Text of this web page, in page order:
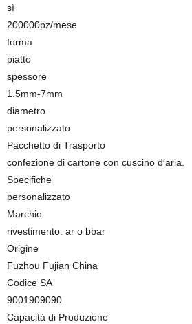
sì
200000pz/mese
forma
piatto
spessore
1.5mm-7mm
diametro
personalizzato
Pacchetto di Trasporto
confezione di cartone con cuscino d′aria.
Specifiche
personalizzato
Marchio
rivestimento: ar o bbar
Origine
Fuzhou Fujian China
Codice SA
9001909090
Capacità di Produzione